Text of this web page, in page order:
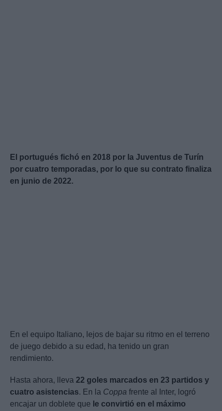
El portugués fichó en 2018 por la Juventus de Turín
por cuatro temporadas, por lo que su contrato finaliza
en junio de 2022.
En el equipo Italiano, lejos de bajar su ritmo en el terreno
de juego debido a su edad, ha tenido un gran
rendimiento.
Hasta ahora, lleva 22 goles marcados en 23 partidos y
cuatro asistencias. En la Coppa frente al Inter, logró
encajar un doblete que le convirtió en el máximo